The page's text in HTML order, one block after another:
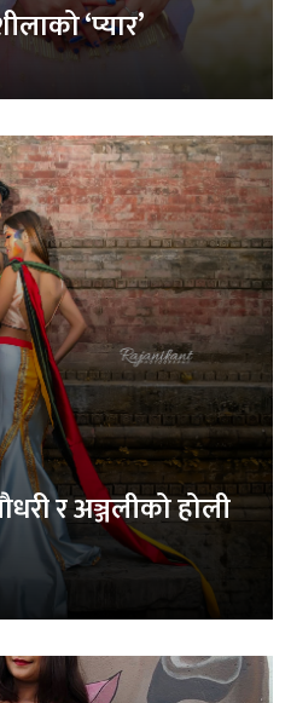
‘प्यार’
र अञ्जलीको होली